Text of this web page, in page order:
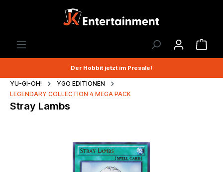
Der Hobbit jetzt im Presale!
YU-GI-OH!
YGO EDITIONEN
LEGENDARY COLLECTION 4 MEGA PACK
Stray Lambs